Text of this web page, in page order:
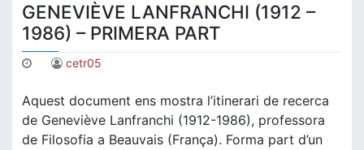
GENEVIÈVE LANFRANCHI (1912 –
1986) – PRIMERA PART
cetr05
Aquest document ens mostra l’itinerari de recerca
de Geneviève Lanfranchi (1912-1986), professora
de Filosofia a Beauvais (França). Forma part d’un